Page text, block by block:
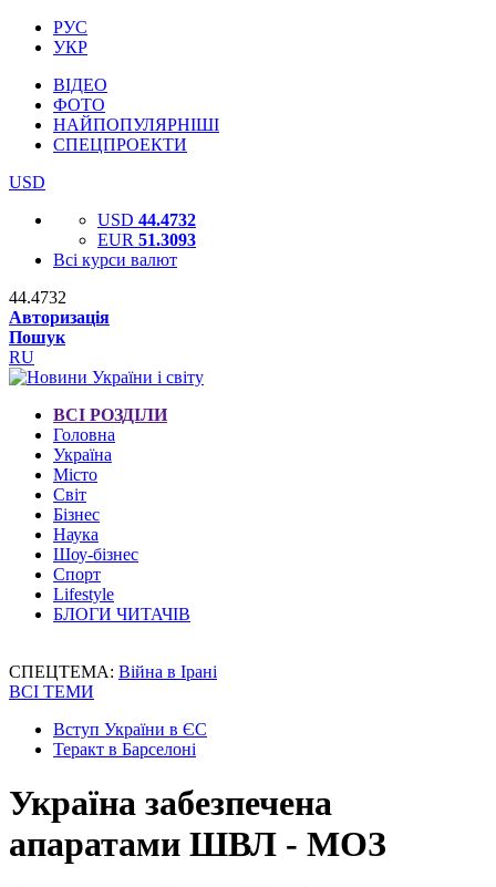
РУС
УКР
ВІДЕО
ФОТО
НАЙПОПУЛЯРНІШІ
СПЕЦПРОЕКТИ
USD
USD 44.4732
EUR 51.3093
Всі курси валют
44.4732
Авторизація
Пошук
RU
ВСІ РОЗДІЛИ
Головна
Україна
Місто
Світ
Бізнес
Наука
Шоу-бізнес
Спорт
Lifestyle
БЛОГИ ЧИТАЧІВ
СПЕЦТЕМА: Війна в Ірані
ВСІ ТЕМИ
Вступ України в ЄС
Теракт в Барселоні
Україна забезпечена
апаратами ШВЛ - МОЗ